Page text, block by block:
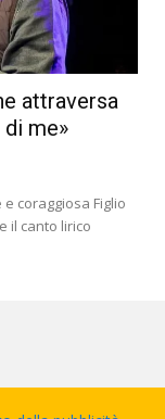
attraversa
me»
coraggiosa Figlio
il canto lirico